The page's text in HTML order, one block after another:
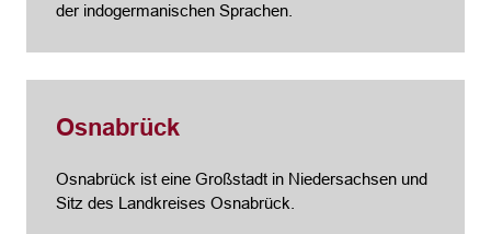
der indogermanischen Sprachen.
Osnabrück
Osnabrück ist eine Großstadt in Niedersachsen und
Sitz des Landkreises Osnabrück.